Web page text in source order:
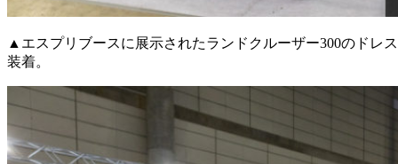
▲エスプリブースに展示されたランドクルーザー300のドレ
装着。